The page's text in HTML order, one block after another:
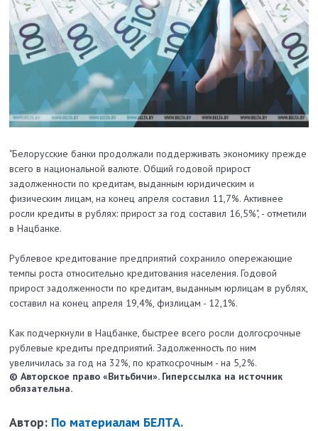
"Белорусские банки продолжали поддерживать экономику прежде
всего в национальной валюте. Общий годовой прирост
задолженности по кредитам, выданным юридическим и
физическим лицам, на конец апреля составил 11,7%. Активнее
росли кредиты в рублях: прирост за год составил 16,5%", - отметили
в Нацбанке.
Рублевое кредитование предприятий сохранило опережающие
темпы роста относительно кредитования населения. Годовой
прирост задолженности по кредитам, выданным юрлицам в рублях,
составил на конец апреля 19,4%, физлицам - 12,1%.
Как подчеркнули в Нацбанке, быстрее всего росли долгосрочные
рублевые кредиты предприятий. Задолженность по ним
увеличилась за год на 32%, по краткосрочным - на 5,2%.
© Авторское право «Витьбичи». Гиперссылка на источник
обязательна.
Автор: По материалам БЕЛТА.